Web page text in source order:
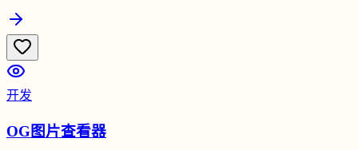
开发
OG图片查看器